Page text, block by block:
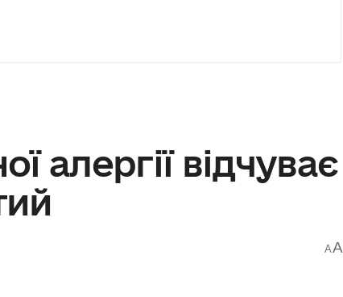
алергії відчуває
AA